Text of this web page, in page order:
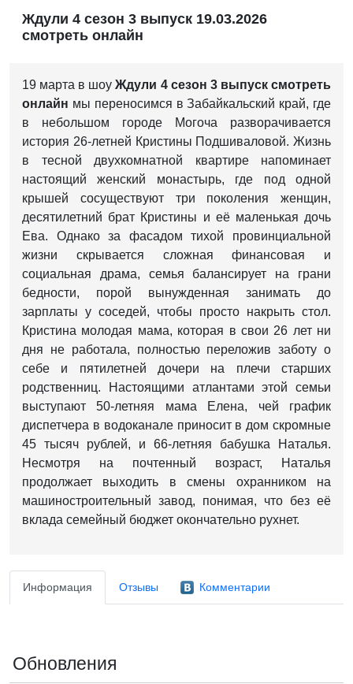
Ждули 4 сезон 3 выпуск 19.03.2026
смотреть онлайн
19 марта в шоуЖдули 4 сезон 3 выпуск смотреть
онлайн мы переносимся в Забайкальский край, где
в небольшом городе Могоча разворачивается
история 26-летней Кристины Подшиваловой. Жизнь
в тесной двухкомнатной квартире напоминает
настоящий женский монастырь, где под одной
крышей сосуществуют три поколения женщин,
десятилетний брат Кристины и её маленькая дочь
Ева. Однако за фасадом тихой провинциальной
жизни скрывается сложная финансовая и
социальная драма, семья балансирует на грани
бедности, порой вынужденная занимать до
зарплаты у соседей, чтобы просто накрыть стол.
Кристина молодая мама, которая в свои 26 лет ни
дня не работала, полностью переложив заботу о
себе и пятилетней дочери на плечи старших
родственниц. Настоящими атлантами этой семьи
выступают 50-летняя мама Елена, чей график
диспетчера в водоканале приносит в дом скромные
45 тысяч рублей, и 66-летняя бабушка Наталья.
Несмотря на почтенный возраст, Наталья
продолжает выходить в смены охранником на
машиностроительный завод, понимая, что без её
вклада семейный бюджет окончательно рухнет.
Информация Отзывы Комментарии
Обновления